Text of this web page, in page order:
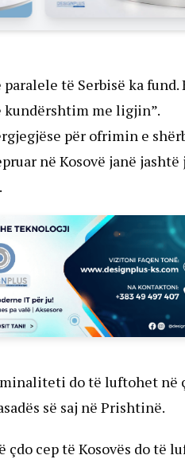
të Serbisë ka
me ligjin”.
për ofrimin e
në Kosovë janë
do të luftohet në
së saj në Prishtinë.
çdo cep të Kosovës do